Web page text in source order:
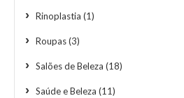
Rinoplastia (1)
Roupas(3)
Salões de Beleza (18)
Saúde e Beleza (11)